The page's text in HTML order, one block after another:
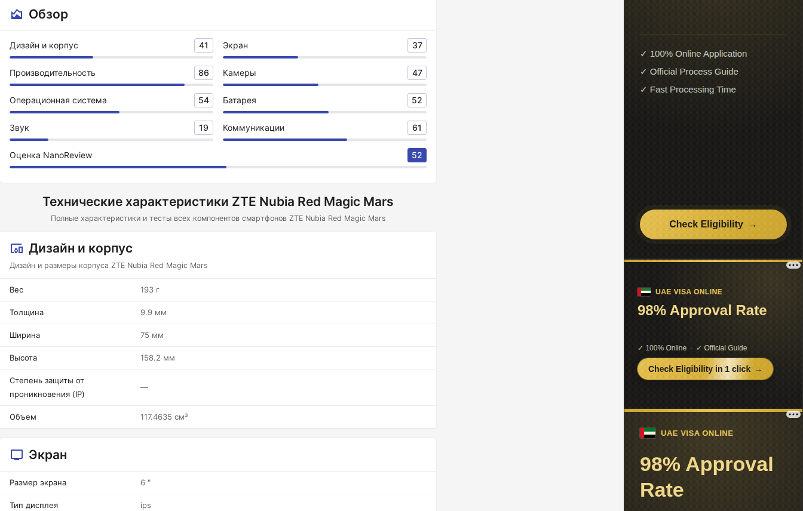
Обзор
Дизайн и корпус 41 Экран 37
Производительность 86 Камеры 47
Операционная система 54 Батарея 52
Звук 19 Коммуникации 61
Оценка NanoReview 52
Технические характеристики ZTE Nubia Red Magic Mars
Полные характеристики и тесты всех компонентов смартфонов ZTE Nubia Red Magic Mars
Дизайн и корпус
Дизайн и размеры корпуса ZTE Nubia Red Magic Mars
Вес 193 г
Толщина 9.9 мм
Ширина 75 мм
Высота 158.2 мм
Степень защиты от
проникновения (IP)
—
Объем 117.4635 см³
Экран
Размер экрана 6 "
Тип дисплея ips